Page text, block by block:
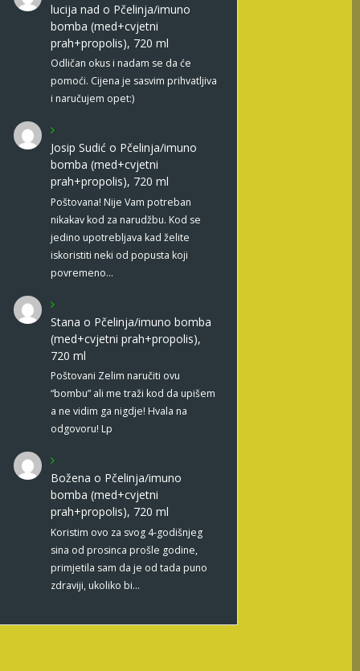
lucija nad o Pčelinja/imuno
bomba (med+cvjetni
prah+propolis), 720 ml
Odličan okus i nadam se da će
pomoći. Cijena je sasvim prihvatljiva
i naručujem opet:)
Josip Sudić o Pčelinja/imuno
bomba (med+cvjetni
prah+propolis), 720 ml
Poštovana! Nije Vam potreban
nikakav kod za narudžbu. Kod se
jedino upotrebljava kad želite
iskoristiti neki od popusta koji
povremeno…
Stana o Pčelinja/imuno bomba
(med+cvjetni prah+propolis),
720 ml
Poštovani Zelim naručiti ovu
“bombu” ali me traži kod da upišem
a ne vidim ga nigdje! Hvala na
odgovoru! Lp
Božena o Pčelinja/imuno
bomba (med+cvjetni
prah+propolis), 720 ml
Koristim ovo za svog 4-godišnjeg
sina od prosinca prošle godine,
primjetila sam da je od tada puno
zdraviji, ukoliko bi…